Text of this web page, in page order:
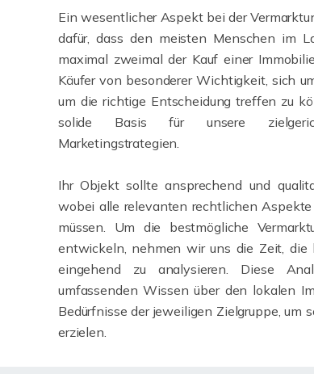
Ein wesentlicher Aspekt bei der
dafür, dass den meisten Menschen im
maximal zweimal der Kauf einer
Käufer von besonderer Wichtigkeit, sich
um die richtige Entscheidung treffen zu
solide Basis für unsere
Marketingstrategien.
Ihr Objekt sollte ansprechend und
wobei alle relevanten rechtlichen
müssen. Um die bestmögliche
entwickeln, nehmen wir uns die Zeit, die
eingehend zu analysieren. Diese
umfassenden Wissen über den lokalen
Bedürfnisse der jeweiligen Zielgruppe, um
erzielen.